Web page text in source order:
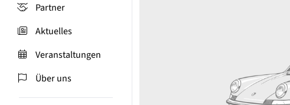
Partner
Aktuelles
Veranstaltungen
Über uns